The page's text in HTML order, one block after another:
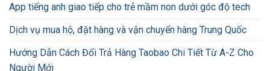
App tiếng anh giao tiếp cho trẻ mầm non dưới góc độ tech
Dịch vụ mua hộ, đặt hàng và vận chuyển hàng Trung Quốc
Hướng Dẫn Cách Đổi Trả Hàng Taobao Chi Tiết Từ A-Z Cho
Người Mới